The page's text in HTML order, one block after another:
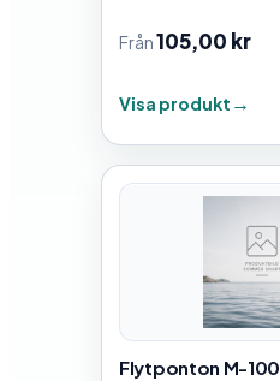
Från105,00 kr
Visa produkt
Flytponton M-100